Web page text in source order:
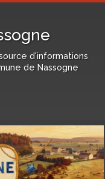
d'informations
de Nassogne